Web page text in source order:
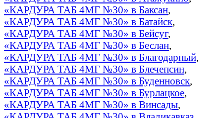
«КАРДУРА ТАБ 4МГ №30» в Баксан,
«КАРДУРА ТАБ 4МГ №30» в Батайск,
«КАРДУРА ТАБ 4МГ №30» в Бейсуг,
«КАРДУРА ТАБ 4МГ №30» в Беслан,
«КАРДУРА ТАБ 4МГ №30» в Благодарный,
«КАРДУРА ТАБ 4МГ №30» в Блечепсин,
«КАРДУРА ТАБ 4МГ №30» в Буденновск,
«КАРДУРА ТАБ 4МГ №30» в Бурлацкое,
«КАРДУРА ТАБ 4МГ №30» в Винсады,